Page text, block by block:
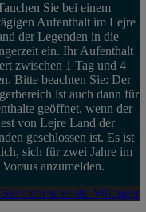
Sie bei einem
Aufenthalt im Lejre
der Legenden in die
ein. Ihr Aufenthalt
zwischen 1 Tag und 4
Bitte beachten Sie: Der
ist auch dann für
geöffnet, wenn der
von Lejre Land der
geschlossen ist. Es ist
sich für zwei Jahre im
Voraus anzumelden.
Sie mehr über die Wikinger